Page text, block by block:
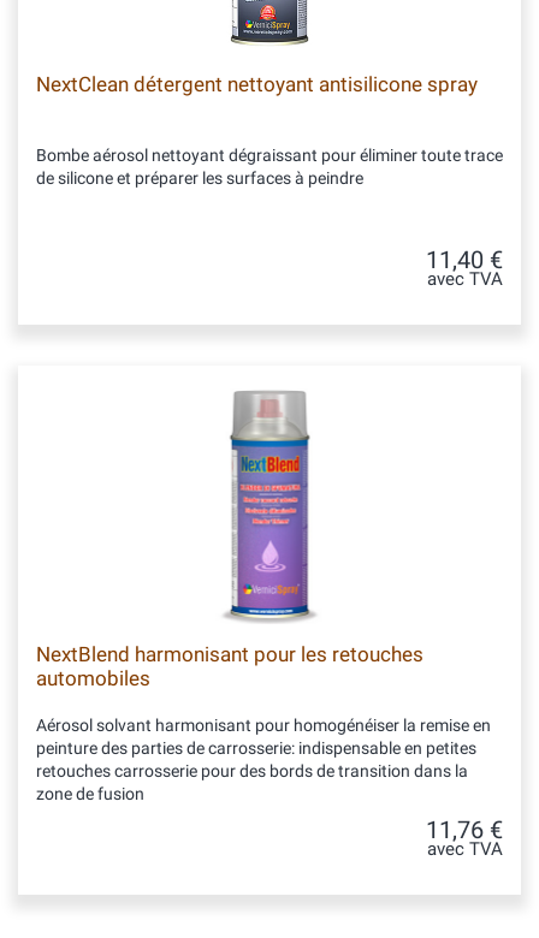
NextClean détergent nettoyant antisilicone spray
Bombe aérosol nettoyant dégraissant pour éliminer toute trace
de silicone et préparer les surfaces à peindre
11,40 €
avec TVA
NextBlend harmonisant pour les retouches
automobiles
Aérosol solvant harmonisant pour homogénéiser la remise en
peinture des parties de carrosserie: indispensable en petites
retouches carrosserie pour des bords de transition dans la
zone de fusion
11,76 €
avec TVA